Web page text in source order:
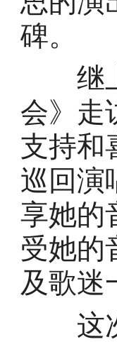
碑。
继上
会》走
支持和
巡回演
享她的
受她的
及歌迷
这次